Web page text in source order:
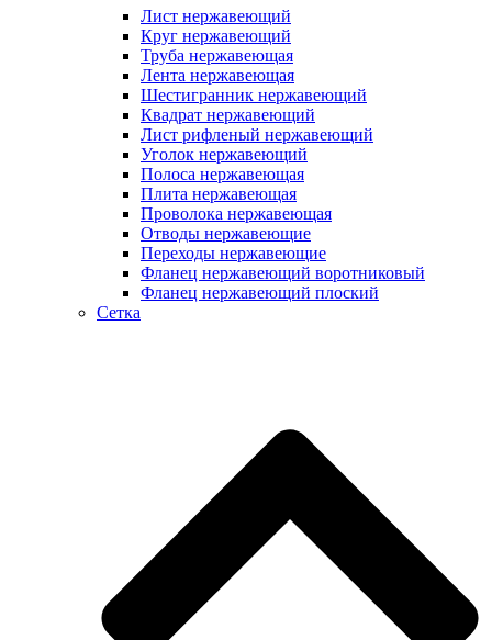
Лист нержавеющий
Круг нержавеющий
Труба нержавеющая
Лента нержавеющая
Шестигранник нержавеющий
Квадрат нержавеющий
Лист рифленый нержавеющий
Уголок нержавеющий
Полоса нержавеющая
Плита нержавеющая
Проволока нержавеющая
Отводы нержавеющие
Переходы нержавеющие
Фланец нержавеющий воротниковый
Фланец нержавеющий плоский
Сетка